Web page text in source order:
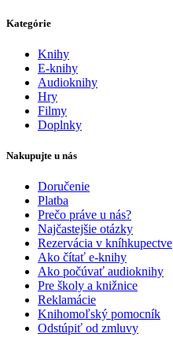
Kategórie
Knihy
E-knihy
Audioknihy
Hry
Filmy
Doplnky
Nakupujte u nás
Doručenie
Platba
Prečo práve u nás?
Najčastejšie otázky
Rezervácia v kníhkupectve
Ako čítať e-knihy
Ako počúvať audioknihy
Pre školy a knižnice
Reklamácie
Knihomoľský pomocník
Odstúpiť od zmluvy